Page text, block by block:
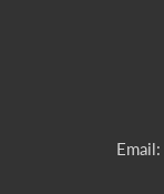
Email: